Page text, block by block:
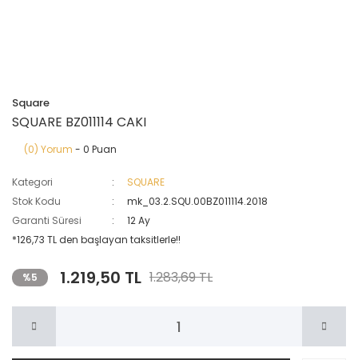
Square
SQUARE BZ011114 CAKI
(0) Yorum - 0 Puan
Kategori
SQUARE
Stok Kodu
mk_03.2.SQU.00BZ011114.2018
Garanti Süresi
12 Ay
*126,73 TL den başlayan taksitlerle!!
%5 1.219,50 TL 1.283,69 TL